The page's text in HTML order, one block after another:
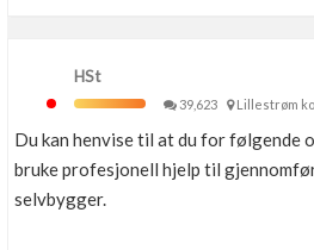
HSt
39,623
Lillestrøm
Du kan henvise til at du for følgende
bruke profesjonell hjelp til
selvbygger.